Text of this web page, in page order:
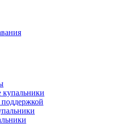
купальники